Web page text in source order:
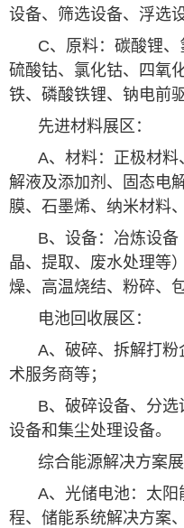
设备、筛选设备、浮选设
C、原料：碳酸锂、
硫酸钴、氯化钴、四氧
铁、磷酸铁锂、钠电前
先进材料展区：
A、材料：正极材
解液及添加剂、固态电
膜、石墨烯、纳米材料
B、设备：冶炼设
晶、提取、废水处理等
燥、高温烧结、粉碎、
电池回收展区：
A、破碎、拆解打
术服务商等；
B、破碎设备、分
设备和集尘处理设备。
综合能源解决方案展
A、光储电池：太
程、储能系统解决方案